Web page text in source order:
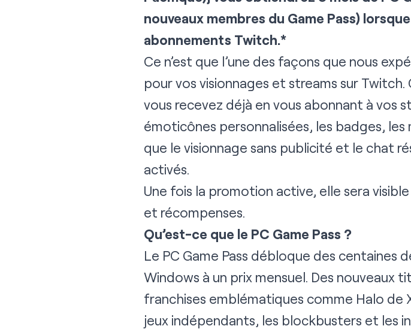
nouveaux membres du Game Pass)
abonnements Twitch.*
Ce n’est que l’une des façons que nous
pour vos visionnages et streams sur
vous recevez déjà en vous abonnant à vos
émoticônes personnalisées, les badges,
que le visionnage sans publicité et le chat
activés.
Une fois la promotion active, elle sera
et récompenses.
Qu’est-ce que le PC Game Pass ?
Le PC Game Pass débloque des centaines
Windows à un prix mensuel. Des nouveaux
franchises emblématiques comme Halo de
jeux indépendants, les blockbusters et les